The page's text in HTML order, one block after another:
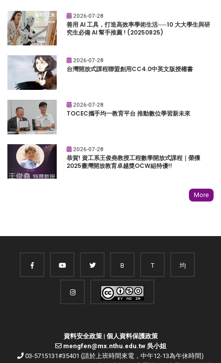
2026-07-28
善用 AI 工具，打造高效率學術生活──10 大大學生與研
究生必備 AI 幫手推薦 ! (20250825)
2026-07-28
台灣開放式課程聯盟創用CC4.0中英文版授權書
2026-07-28
TOCEC攜手均一教育平台 推動數位學習新未來
2026-07-28
恭賀! 資工系王俊堯教授工程數學開放式課程｜榮獲
2025臺灣開放教育卓越獎OCW組特優!!
More
B T 均
資料安全政策| 個人資料保護政策
mengfen@mx.nthu.edu.tw 吳小姐
03-5715131#35401 (請於上班時間來電，中午12-13為午休時間)